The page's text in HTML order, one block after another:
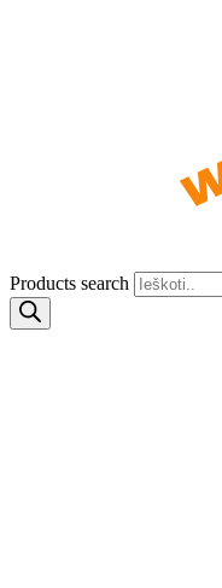
Products search